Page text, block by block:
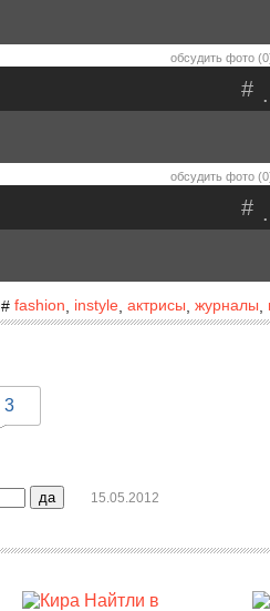
обсудить фото
.
#
обсудить фото
.
#
# fashion instyle актрисы журналы
3
15.05.2012